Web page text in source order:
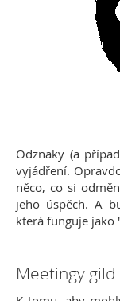
Odznaky (a
vyjádření.
něco, co si
jeho úspěch. A
která funguje jako
Meetingy gild